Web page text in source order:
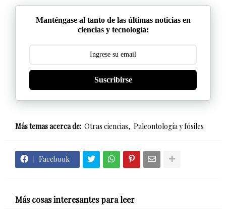
Manténgase al tanto de las últimas noticias en
ciencias y tecnología:
Suscribirse
Más temas acerca de: Otras ciencias Paleontología y fósiles
Facebook
Más cosas interesantes para leer